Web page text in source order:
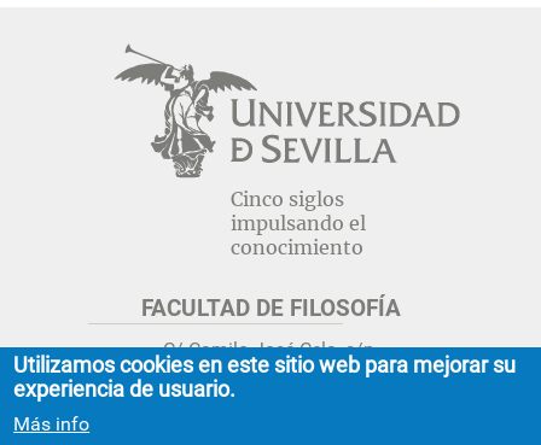
principal
Cinco siglos
impulsando el
conocimiento
FACULTAD DE FILOSOFÍA
C/ Camilo José Cela, s/n.
Sevilla 41018.
adminfil@us.es
Utilizamos cookies en este sitio web para mejorar su
experiencia de usuario.
Más info